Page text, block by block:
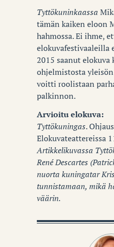
Tyttökuninkaassa
tämän kaiken eloon
hahmossa. Ei ihme,
elokuvafestivaaleilla
2015 saanut
ohjelmistosta
voitti roolistaan
palkinnon.
Arvioitu elokuva:
Tyttökuningas.
Elokuvateattereissa
Artikkelikuvassa
René Descartes
nuorta kuningatar
tunnistamaan, mikä
väärin.